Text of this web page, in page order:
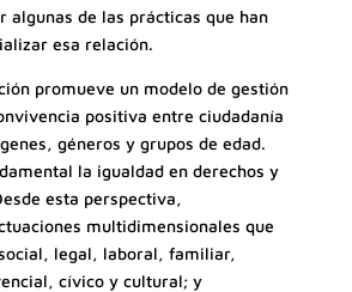
algunas de las prácticas que han
esa relación.
promueve un modelo de gestión
positiva entre ciudadanía
géneros y grupos de edad.
la igualdad en derechos y
esta perspectiva,
multidimensionales que
legal, laboral, familiar,
cívico y cultural; y